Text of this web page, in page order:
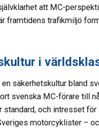
att MC-
framtidens trafikmiljö
i
säkerhetskultur bland
svenska MC-förare till
standard, och intresset
motorcyklister –